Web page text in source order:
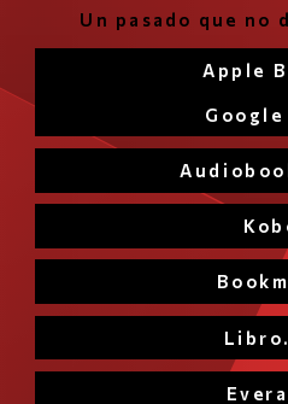
Un pasado que no
Apple
Google